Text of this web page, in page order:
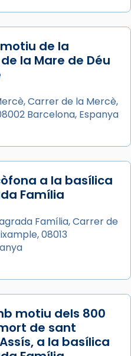
Juliana i
màrtirs.
de sant Cugat, a
la tradició
a Júlia”) i
Semprònia =
I l’any 1667, el
afirma en una obra
de l’antiga Iluro.
relíquies fins que
L’ofici que es canta
(“Missa de
1848 per Mn.
de la
la Mare de Déu
Carrer de la Mercè,
Barcelona, Espanya
a la basílica
Família
Família, Carrer de
08013
motiu dels 800
de sant
a la basílica